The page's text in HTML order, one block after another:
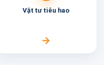
Vật tưtiêu hao
→